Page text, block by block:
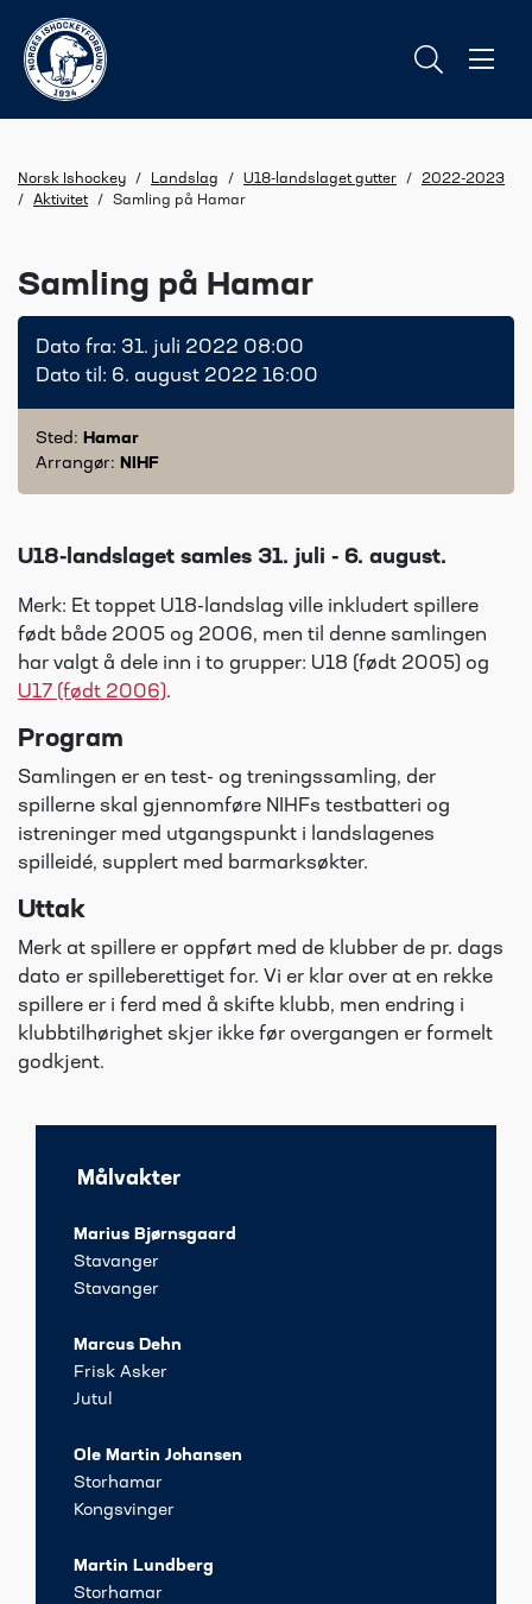
Norsk Ishockey / Landslag / U18-landslaget gutter /
2022-2023
/
Aktivitet / Samling på Hamar
Samling på Hamar
Dato fra: 31. juli 2022 08:00
Dato til: 6. august 2022 16:00
Sted: Hamar
Arrangør: NIHF
U18-landslaget samles 31. juli - 6. august.
Merk: Et toppet U18-landslag ville inkludert spillere
født både 2005 og 2006, men til denne samlingen
har valgt å dele inn i to grupper: U18 (født 2005) og
U17 (født 2006).
Program
Samlingen er en test- og treningssamling, der
spillerne skal gjennomføre NIHFs testbatteri og
istreninger med utgangspunkt i landslagenes
spilleidé, supplert med barmarksøkter.
Uttak
Merk at spillere er oppført med de klubber de pr. dags
dato er spilleberettiget for. Vi er klar over at en rekke
spillere er i ferd med å skifte klubb, men endring i
klubbtilhørighet skjer ikke før overgangen er formelt
godkjent.
Målvakter
Marius Bjørnsgaard
Stavanger
Stavanger
Marcus Dehn
Frisk Asker
Jutul
Ole Martin Johansen
Storhamar
Kongsvinger
Martin Lundberg
Storhamar